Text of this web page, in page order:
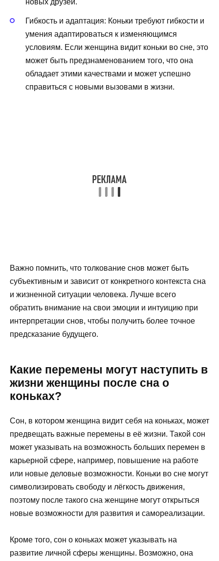
новых друзей.
Гибкость и адаптация: Коньки требуют гибкости и
умения адаптироваться к изменяющимся
условиям. Если женщина видит коньки во сне, это
может быть предзнаменованием того, что она
обладает этими качествами и может успешно
справиться с новыми вызовами в жизни.
Важно помнить, что толкование снов может быть
субъективным и зависит от конкретного контекста сна
и жизненной ситуации человека. Лучше всего
обратить внимание на свои эмоции и интуицию при
интерпретации снов, чтобы получить более точное
предсказание будущего.
Какие перемены могут наступить в
жизни женщины после сна о
коньках?
Сон, в котором женщина видит себя на коньках, может
предвещать важные перемены в её жизни. Такой сон
может указывать на возможность больших перемен в
карьерной сфере, например, повышение на работе
или новые деловые возможности. Коньки во сне могут
символизировать свободу и лёгкость движения,
поэтому после такого сна женщине могут открыться
новые возможности для развития и самореализации.
Кроме того, сон о коньках может указывать на
развитие личной сферы женщины. Возможно, она